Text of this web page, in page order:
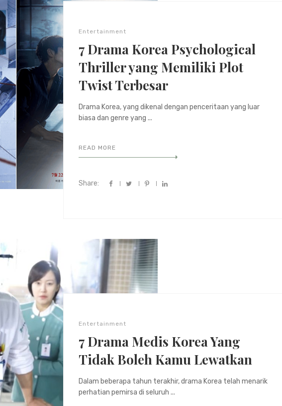
Entertainment
7 Drama Korea Psychological
Thriller yang Memiliki Plot
Twist Terbesar
Drama Korea, yang dikenal dengan penceritaan yang luar
biasa dan genre yang ...
READ MORE
Share:
Entertainment
7 Drama Medis Korea Yang
Tidak Boleh Kamu Lewatkan
Dalam beberapa tahun terakhir, drama Korea telah menarik
perhatian pemirsa di seluruh ...